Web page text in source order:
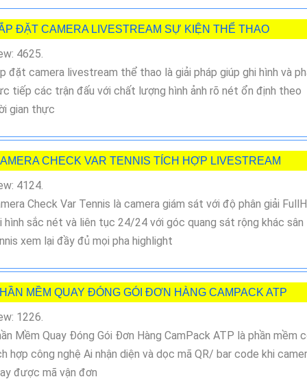
ĐẶT CAMERA LIVESTREAM SỰ KIỆN THỂ THAO
4625.
đặt camera livestream thể thao là giải pháp giúp ghi hình và
tiếp các trận đấu với chất lượng hình ảnh rõ nét ổn định theo
gian thực
CHECK VAR TENNIS TÍCH HỢP LIVESTREAM
4124.
Check Var Tennis là camera giám sát với độ phân giải
hình sắc nét và liên tục 24/24 với góc quang sát rộng khác sân
xem lại đầy đủ mọi pha highlight
MỀM QUAY ĐÓNG GÓI ĐƠN HÀNG CAMPACK ATP
1226.
Mềm Quay Đóng Gói Đơn Hàng CamPack ATP là phần mềm
hợp công nghệ Ai nhận diện và dọc mã QR/ bar code khi
được mã vận đơn